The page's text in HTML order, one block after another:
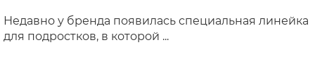
Недавно у бренда появилась специальная линейка
для подростков, в которой ...